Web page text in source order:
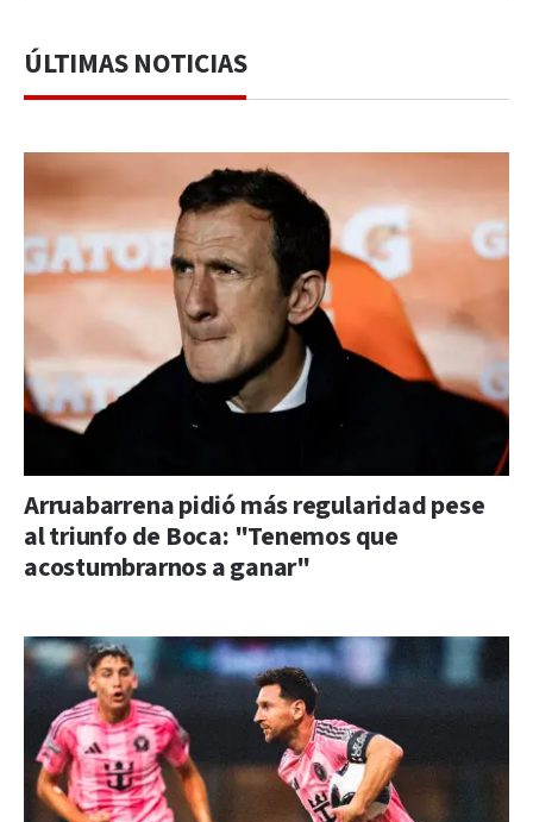
ÚLTIMAS NOTICIAS
Arruabarrena pidió más regularidad pese
al triunfo de Boca: "Tenemos que
acostumbrarnos a ganar"